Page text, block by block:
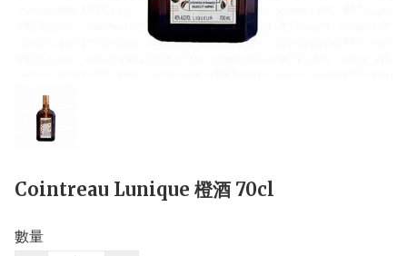
Cointreau Lunique 橙酒 70cl
數量